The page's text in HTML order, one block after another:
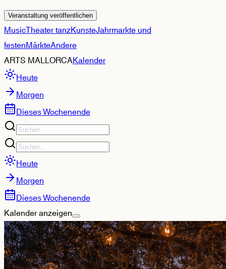
Veranstaltung veröffentlichen
MusicTheater tanzKunsteJahrmarkte und
festenMärkteAndere
ARTS MALLORCAKalender
Heute
Morgen
Dieses Wochenende
Heute
Morgen
Dieses Wochenende
Kalender anzeigen